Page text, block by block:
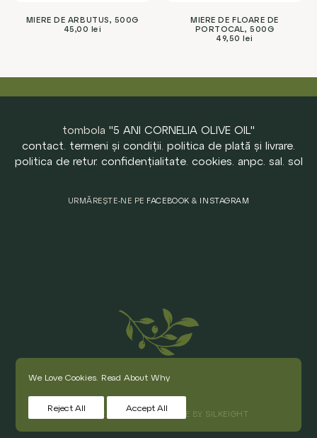
MIERE DE ARBUTUS, 500G
45,00 lei
MIERE DE FLOARE DE
PORTOCAL, 500G
49,50lei
tombola "5 ANI CORNELIA OLIVE OIL"
contact termeni și condiții politica de plată și livrare
politica de retur. confidențialitate. cookies anpc. sal sol
URMĂREȘTE-NE PE FACEBOOK & INSTAGRAM
© CORNELIA OLIVE OIL. MADE BY SILKEIGHT
We Love Cookies. Read About Why
Reject All Accept All